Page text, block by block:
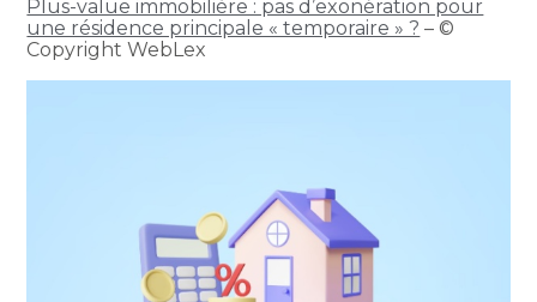
Plus-value immobilière : pas d’exonération pour
une résidence principale « temporaire » ? – ©
Copyright WebLex